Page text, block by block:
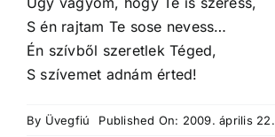
S én rajtam Te sose nevess…
Én szívből szeretlek Téged,
S szívemet adnám érted!
By Üvegfiú Published On: 2009. április 22.